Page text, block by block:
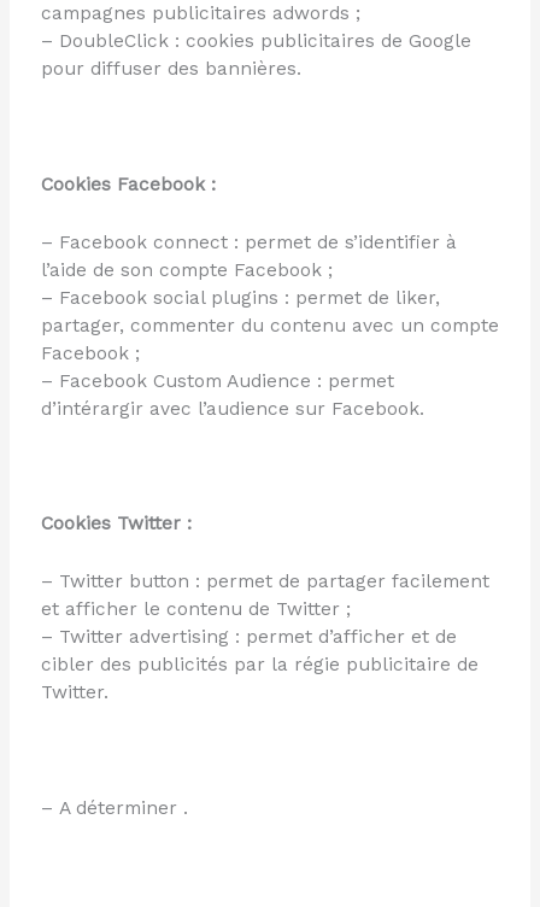
campagnes publicitaires adwords ;
– DoubleClick : cookies publicitaires de Google
pour diffuser des bannières.
Cookies Facebook :
– Facebook connect : permet de s’identifier à
l’aide de son compte Facebook ;
– Facebook social plugins : permet de liker,
partager, commenter du contenu avec un compte
Facebook ;
– Facebook Custom Audience : permet
d’intérargir avec l’audience sur Facebook.
Cookies Twitter :
– Twitter button : permet de partager facilement
et afficher le contenu de Twitter ;
– Twitter advertising : permet d’afficher et de
cibler des publicités par la régie publicitaire de
Twitter.
– A déterminer .